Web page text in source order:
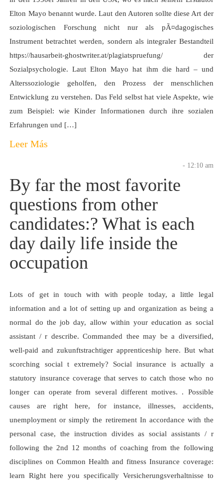
Elton Mayo benannt wurde. Laut den Autoren sollte diese Art der
soziologischen Forschung nicht nur als pÃ¤dagogisches
Instrument betrachtet werden, sondern als integraler Bestandteil
https://hausarbeit-ghostwriter.at/plagiatspruefung/ der
Sozialpsychologie. Laut Elton Mayo hat ihm die hard – und
Alterssoziologie geholfen, den Prozess der menschlichen
Entwicklung zu verstehen. Das Feld selbst hat viele Aspekte, wie
zum Beispiel: wie Kinder Informationen durch ihre sozialen
Erfahrungen und […]
Leer Más
- 12:10 am
By far the most favorite
questions from other
candidates:? What is each
day daily life inside the
occupation
Lots of get in touch with with people today, a little legal
information and a lot of setting up and organization as being a
normal do the job day, allow within your education as social
assistant / r describe. Commanded thee may be a diversified,
well-paid and zukunftstrachtiger apprenticeship here. But what
scorching social t extremely? Social insurance is actually a
statutory insurance coverage that serves to catch those who no
longer can operate from several different motives. . Possible
causes are right here, for instance, illnesses, accidents,
unemployment or simply the retirement In accordance with the
personal case, the instruction divides as social assistants / r
following the 2nd 12 months of coaching from the following
disciplines on Common Health and fitness Insurance coverage:
learn Right here you specifically Versicherungsverhaltnisse to